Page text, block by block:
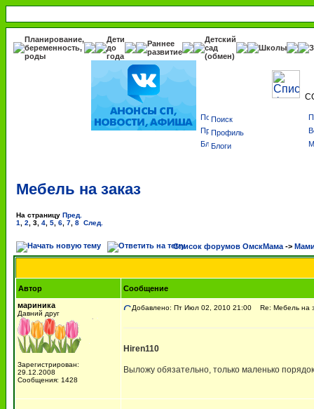
Планирование,
беременность,
роды
Дети
до
года
Раннее
развитие
Детский
сад
(обмен)
Школы
Поиск
Профиль
Блоги
Мебель на заказ
На страницу Пред.
1
2 3 4 5 6 7 8 След.
Список форумов ОмскМама ->
Автор
Сообщение
мариника
Давний друг
Зарегистрирован:
29.12.2008
Сообщения: 1428
Добавлено: Пт Июл 02, 2010 21:00 Re: Мебель на
Hiren110
Выложу обязательно, только маленько